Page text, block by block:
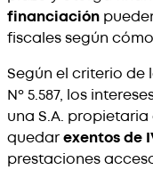
financiación
fiscales según
Según el criterio de
Nº 5.587, los
una S.A.
quedarexentos de
prestaciones